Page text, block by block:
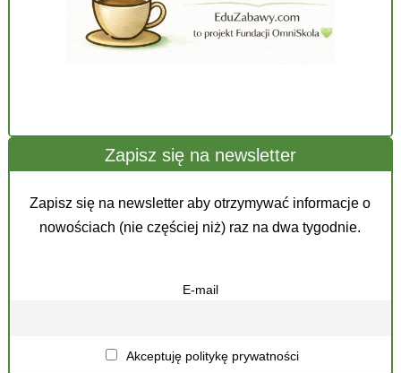
Zapisz się na newsletter
Zapisz się na newsletter aby otrzymywać informacje o
nowościach (nie częściej niż) raz na dwa tygodnie.
E-mail
Akceptuję politykę prywatności